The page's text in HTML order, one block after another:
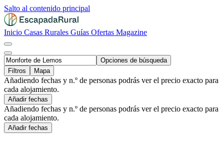
Salto al contenido principal
Inicio Casas Rurales Guías Ofertas Magazine
Opciones de búsqueda
Filtros
Mapa
Añadiendo fechas y n.º de personas podrás ver el precio exacto para
cada alojamiento.
Añadir fechas
Añadiendo fechas y n.º de personas podrás ver el precio exacto para
cada alojamiento.
Añadir fechas